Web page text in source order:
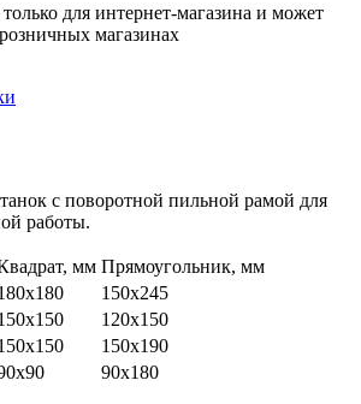
для интернет-магазина и может
магазинах
с поворотной пильной рамой для
работы.
мм Прямоугольник, мм
150х245
120х150
150х190
90х180